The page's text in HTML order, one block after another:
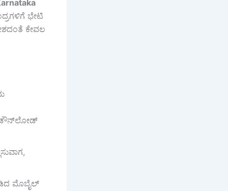
ಭೇಟಿ
ಕೇವಲ
ಡೌನ್‌ಲೋಡ್
ಮೊಬೈಲ್